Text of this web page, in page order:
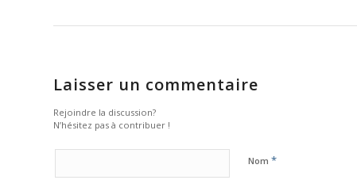
Laisser un commentaire
Rejoindre la discussion?
N’hésitez pas à contribuer !
Nom *